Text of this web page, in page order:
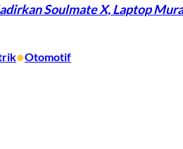
Soulmate X, Laptop
•Otomotif